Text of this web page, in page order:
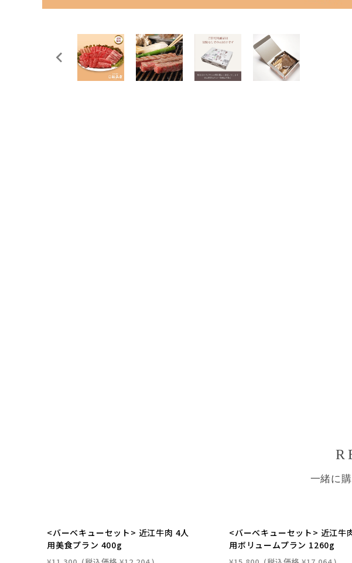
一緒に
<バーベキューセット> 近江牛肉 4人
用美食プラン 400g
<バーベキューセット> 近江牛
用ボリュームプラン 1260g